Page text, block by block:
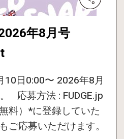
年8月号
10日0:00〜 2026年8月
応募方法 : FUDGE.jp
料）*に登録していた
ご応募いただけます。